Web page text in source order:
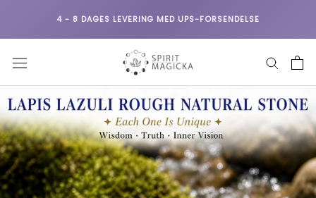
4 - 8 DAGES LEVERING MED UPS-FORSENDELSE